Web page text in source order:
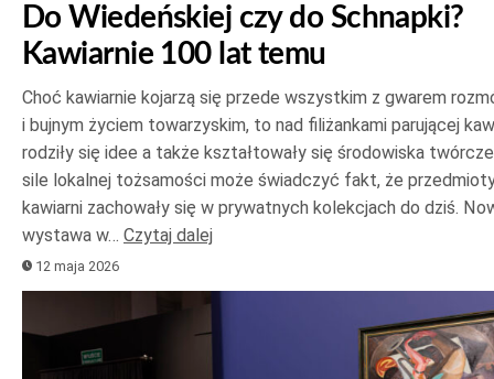
Do Wiedeńskiej czy do Schnapki?
Kawiarnie 100 lat temu
Choć kawiarnie kojarzą się przede wszystkim z gwarem
i bujnym życiem towarzyskim, to nad filiżankami parującej
rodziły się idee a także kształtowały się środowiska
sile lokalnej tożsamości może świadczyć fakt, że
kawiarni zachowały się w prywatnych kolekcjach do dziś.
wystawa w… Czytaj dalej
12 maja 2026
plików
dźwiękowych